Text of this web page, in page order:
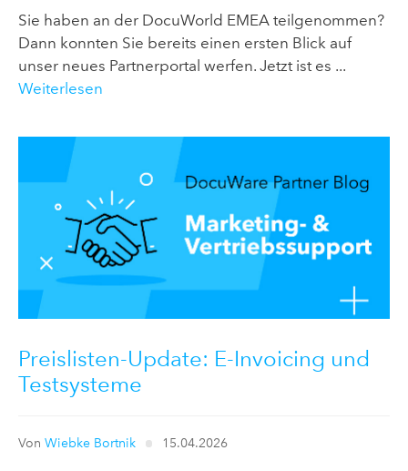
Sie haben an der DocuWorld EMEA teilgenommen?
Dann konnten Sie bereits einen ersten Blick auf
unser neues Partnerportal werfen. Jetzt ist es ...
Weiterlesen
Preislisten-Update: E-Invoicing und
Testsysteme
Von Wiebke Bortnik 15.04.2026